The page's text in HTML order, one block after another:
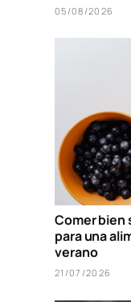
05/08/2026
Comer bien
para una
verano
21/07/2026